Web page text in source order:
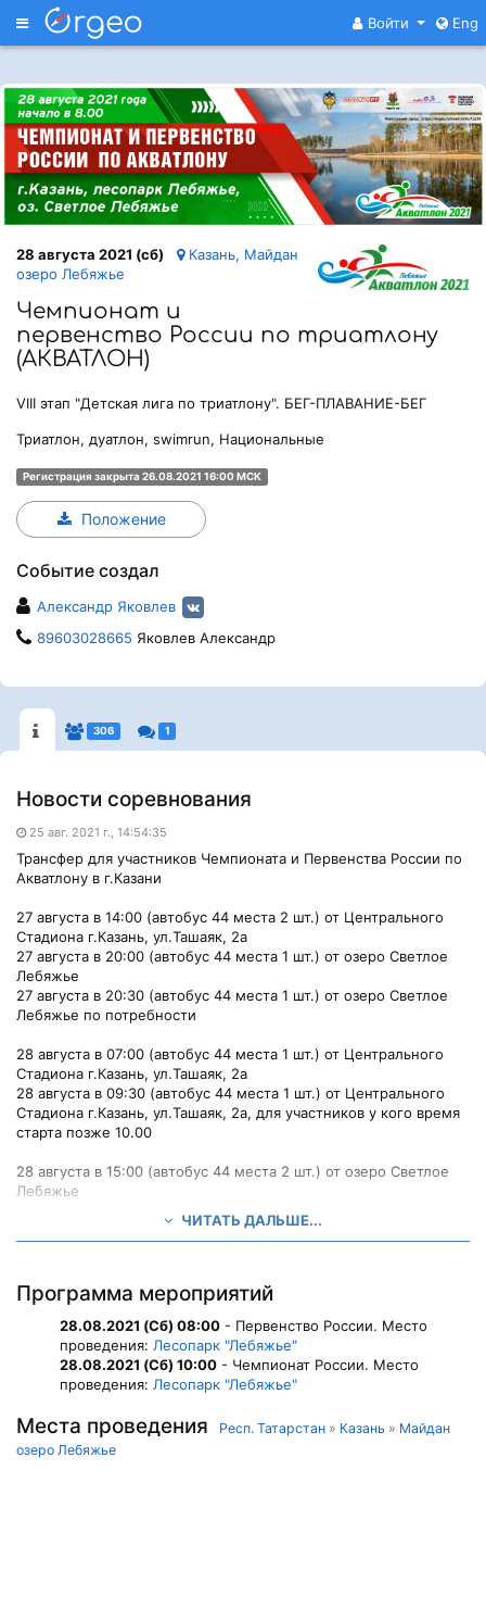
Меню Войти Eng
28 августа 2021 (сб)
Казань, Майдан
озеро Лебяжье
Чемпионат и
первенство России по триатлону
(АКВАТЛОН)
VIII этап "Детская лига по триатлону". БЕГ-ПЛАВАНИЕ-БЕГ
Триатлон, дуатлон, swimrun, Национальные
Регистрация закрыта 26.08.2021 16:00 МСК
Положение
Событие создал
Александр Яковлев
89603028665 Яковлев Александр
306 1
Новости соревнования
25 авг. 2021 г., 14:54:35
Трансфер для участников Чемпионата и Первенства России по
Акватлону в г.Казани
27 августа в 14:00 (автобус 44 места 2 шт.) от Центрального
Стадиона г.Казань, ул.Ташаяк, 2а
27 августа в 20:00 (автобус 44 места 1 шт.) от озеро Светлое
Лебяжье
27 августа в 20:30 (автобус 44 места 1 шт.) от озеро Светлое
Лебяжье по потребности
28 августа в 07:00 (автобус 44 места 1 шт.) от Центрального
Стадиона г.Казань, ул.Ташаяк, 2а
28 августа в 09:30 (автобус 44 места 1 шт.) от Центрального
Стадиона г.Казань, ул.Ташаяк, 2а, для участников у кого время
старта позже 10.00
28 августа в 15:00 (автобус 44 места 2 шт.) от озеро Светлое
Лебяжье
По вопросам встречи и отъезда участников обращаться к
Другие заявки на встречу и отъезд за счет командирующих
организаций.
Транспортная компания "Беркет-Транс" г.Казань., ул.
Оренбургский тракт д.8
тел: +7 (987) 416 73 18 +7 (843) 226 95 00
http://www.xn--80abmayurclga.xn--p1ai/
ЧИТАТЬ ДАЛЬШЕ...
Программа мероприятий
28.08.2021 (Сб) 08:00 - Первенство России. Место
проведения: Лесопарк "Лебяжье"
28.08.2021 (Сб) 10:00 - Чемпионат России. Место
проведения: Лесопарк "Лебяжье"
Места проведения Респ. Татарстан » Казань » Майдан
озеро Лебяжье